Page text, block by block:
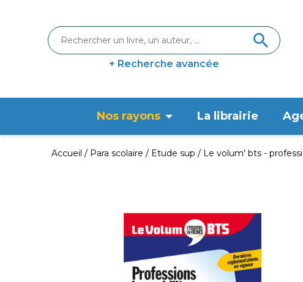
+ Recherche avancée
Nos rayons La librairie
Accueil Para scolaire Etude sup Le volum' bts -